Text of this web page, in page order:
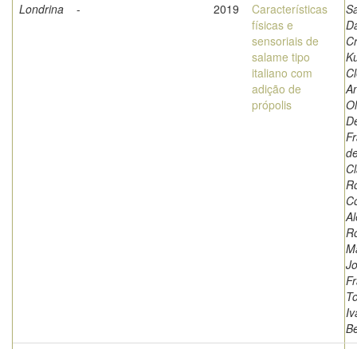
Londrina
- 2019
Características
físicas e
sensoriais de
salame tipo
italiano com
adição de
própolis